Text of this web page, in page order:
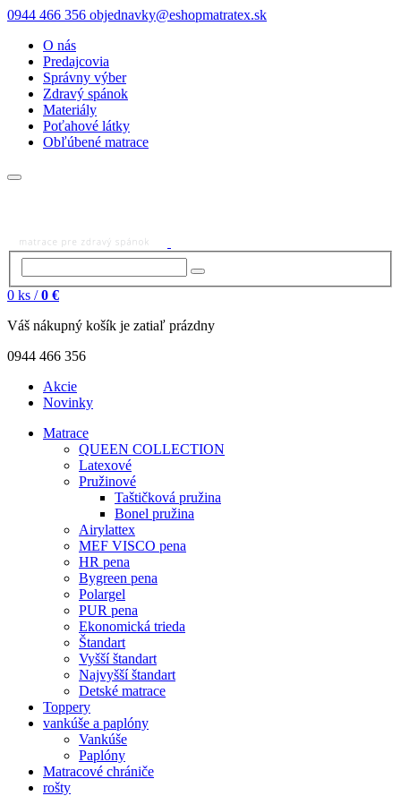
0944 466 356 objednavky@eshopmatratex.sk
O nás
Predajcovia
Správny výber
Zdravý spánok
Materiály
Poťahové látky
Obľúbené matrace
0 ks / 0 €
Váš nákupný košík je zatiaľ prázdny
0944 466 356
Akcie
Novinky
Matrace
QUEEN COLLECTION
Latexové
Pružinové
Taštičková pružina
Bonel pružina
Airylattex
MEF VISCO pena
HR pena
Bygreen pena
Polargel
PUR pena
Ekonomická trieda
Štandart
Vyšší štandart
Najvyšší štandart
Detské matrace
Toppery
vankúše a paplóny
Vankúše
Paplóny
Matracové chrániče
rošty